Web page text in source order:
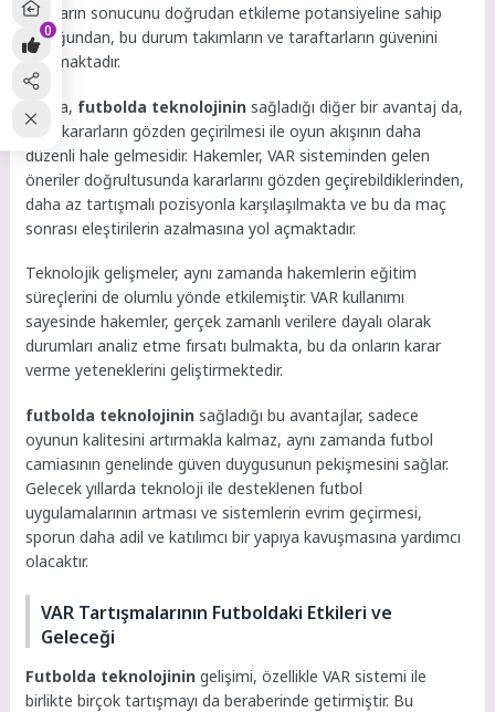
maçların sonucunu doğrudan etkileme potansiyeline sahip
olduğundan, bu durum takımların ve taraftarların güvenini
artırmaktadır.
Ayrıca, futbolda teknolojinin sağladığı diğer bir avantaj da,
anlık kararların gözden geçirilmesi ile oyun akışının daha
düzenli hale gelmesidir. Hakemler, VAR sisteminden gelen
öneriler doğrultusunda kararlarını gözden geçirebildiklerinden,
daha az tartışmalı pozisyonla karşılaşılmakta ve bu da maç
sonrası eleştirilerin azalmasına yol açmaktadır.
Teknolojik gelişmeler, aynı zamanda hakemlerin eğitim
süreçlerini de olumlu yönde etkilemiştir. VAR kullanımı
sayesinde hakemler, gerçek zamanlı verilere dayalı olarak
durumları analiz etme fırsatı bulmakta, bu da onların karar
verme yeteneklerini geliştirmektedir.
futbolda teknolojinin sağladığı bu avantajlar, sadece
oyunun kalitesini artırmakla kalmaz, aynı zamanda futbol
camiasının genelinde güven duygusunun pekişmesini sağlar.
Gelecek yıllarda teknoloji ile desteklenen futbol
uygulamalarının artması ve sistemlerin evrim geçirmesi,
sporun daha adil ve katılımcı bir yapıya kavuşmasına yardımcı
olacaktır.
VAR Tartışmalarının Futboldaki Etkileri ve
Geleceği
Futbolda teknolojinin gelişimi, özellikle VAR sistemi ile
birlikte birçok tartışmayı da beraberinde getirmiştir. Bu
0